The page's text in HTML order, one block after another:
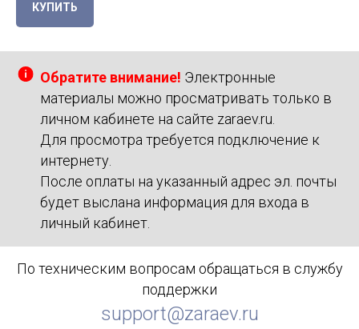
КУПИТЬ
Обратите внимание! Электронные
материалы можно просматривать только в
личном кабинете на сайте zaraev.ru.
Для просмотра требуется подключение к
интернету.
После оплаты на указанный адрес эл. почты
будет выслана информация для входа в
личный кабинет.
По техническим вопросам обращаться в службу
поддержки
support@zaraev.ru